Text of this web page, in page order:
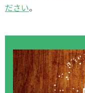
ださい。